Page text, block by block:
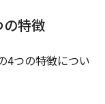
の特徴
4つの特徴につい